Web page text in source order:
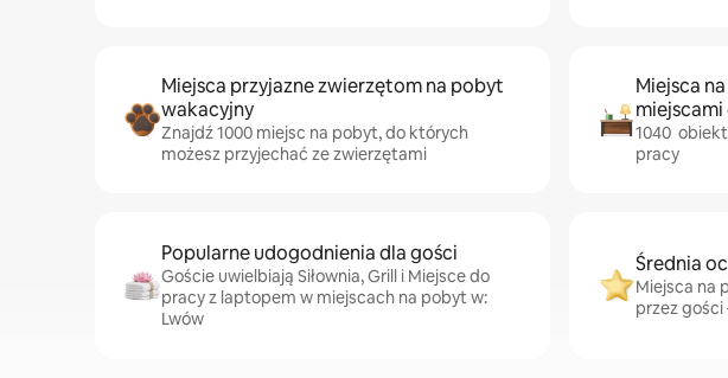
Miejsca przyjazne zwierzętom na pobyt
wakacyjny
Znajdź 1000 miejsc na pobyt, do których
możesz przyjechać ze zwierzętami
Miejsca
1040
pracy
Popularne udogodnienia dla gości
Goście uwielbiają Siłownia, Grill i Miejsce do
pracy z laptopem w miejscach na pobyt w:
Lwów
Średnia
Miejsca na
przez gości